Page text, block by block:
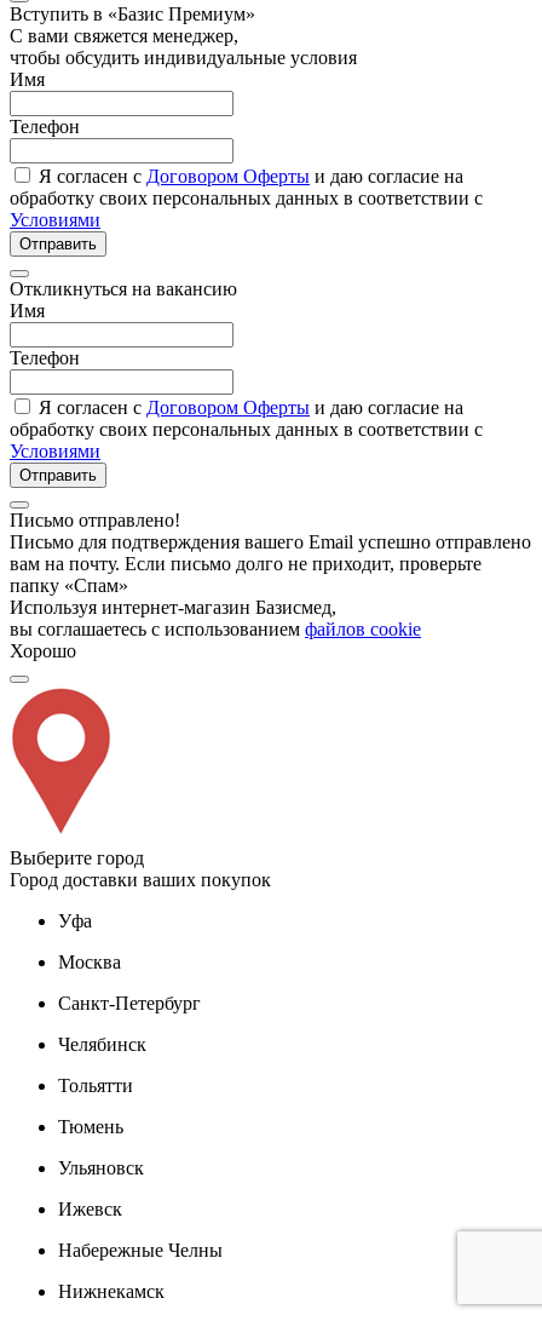
Вступить в «Базис Премиум»
С вами свяжется менеджер,
чтобы обсудить индивидуальные условия
Имя
Телефон
Я согласен с Договором Оферты и даю согласие на
обработку своих персональных данных в соответствии с
Условиями
Отправить
Откликнуться на вакансию
Имя
Телефон
Я согласен с Договором Оферты и даю согласие на
обработку своих персональных данных в соответствии с
Условиями
Отправить
Письмо отправлено!
Письмо для подтверждения вашего Email успешно отправлено
вам на почту. Если письмо долго не приходит, проверьте
папку «Спам»
Используя интернет-магазин Базисмед,
вы соглашаетесь с использованием файлов cookie
Хорошо
Выберите город
Город доставки ваших покупок
Уфа
Москва
Санкт-Петербург
Челябинск
Тольятти
Тюмень
Ульяновск
Ижевск
Набережные Челны
Нижнекамск